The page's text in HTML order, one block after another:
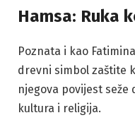
Hamsa: Ruka
Poznata i kao
drevni simbol zaštite
njegova povijest
kultura i religija.